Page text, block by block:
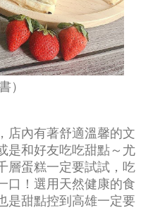
）
店內有著舒適溫馨的文
是和好友吃吃甜點～尤
層蛋糕一定要試試，吃
口！選用天然健康的食
是甜點控到高雄一定要